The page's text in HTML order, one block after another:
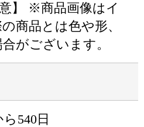
】 ※商品画像はイ
商品とは色や形、
がございます。
540日